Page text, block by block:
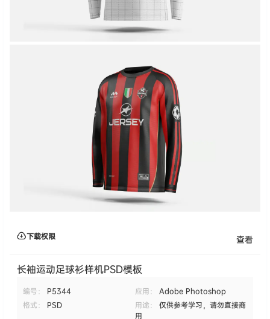
下载权限 查看
长袖运动足球衫样机PSD模板
编号： P5344 应用：
Adobe Photoshop
格式：
PSD 用途：
仅供参考学习，请勿直接商
用